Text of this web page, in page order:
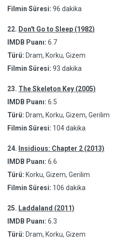
Filmin Süresi: 96 dakika
22. Don't Go to Sleep (1982)
IMDB Puanı: 6.7
Türü: Dram, Korku, Gizem
Filmin Süresi: 93 dakika
23. The Skeleton Key (2005)
IMDB Puanı: 6.5
Türü: Dram, Korku, Gizem, Gerilim
Filmin Süresi: 104 dakika
24. Insidious: Chapter 2 (2013)
IMDB Puanı: 6.6
Türü: Korku, Gizem, Gerilim
Filmin Süresi: 106 dakika
25. Laddaland (2011)
IMDB Puanı: 6.3
Türü: Dram, Korku, Gizem